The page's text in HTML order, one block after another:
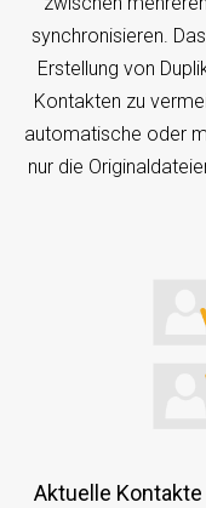
synchronisieren.
Erstellung von
Kontakten zu
automatische oder
nur die
Aktuelle